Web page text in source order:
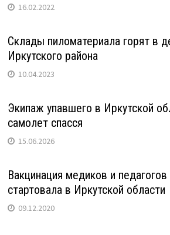
16.02.2022
Склады пиломатериала горят в
Иркутского района
10.04.2023
Экипаж упавшего в Иркутской
самолет спасся
15.06.2026
Вакцинация медиков и педагогов
стартовала в Иркутской области
09.12.2020